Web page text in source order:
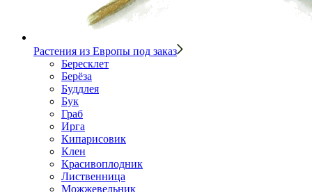
Растения из Европы под заказ
Бересклет
Берёза
Буддлея
Бук
Граб
Ирга
Кипарисовик
Клен
Красивоплодник
Лиственница
Можжевельник